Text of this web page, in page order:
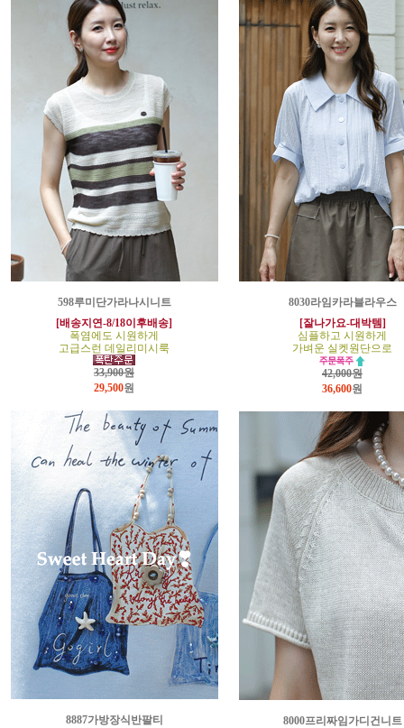
598루미단가라나시니트
[배송지연-8/18이후배송]
폭염에도 시원하게
고급스런 데일리미시룩
33,900원
29,500원
8030라임카라블라우스
[잘나가요-대박템]
심플하고 시원하게
가벼운 실켓원단으로
42,000원
36,600원
8887가방장식반팔티
8000프리짜임가디건니트